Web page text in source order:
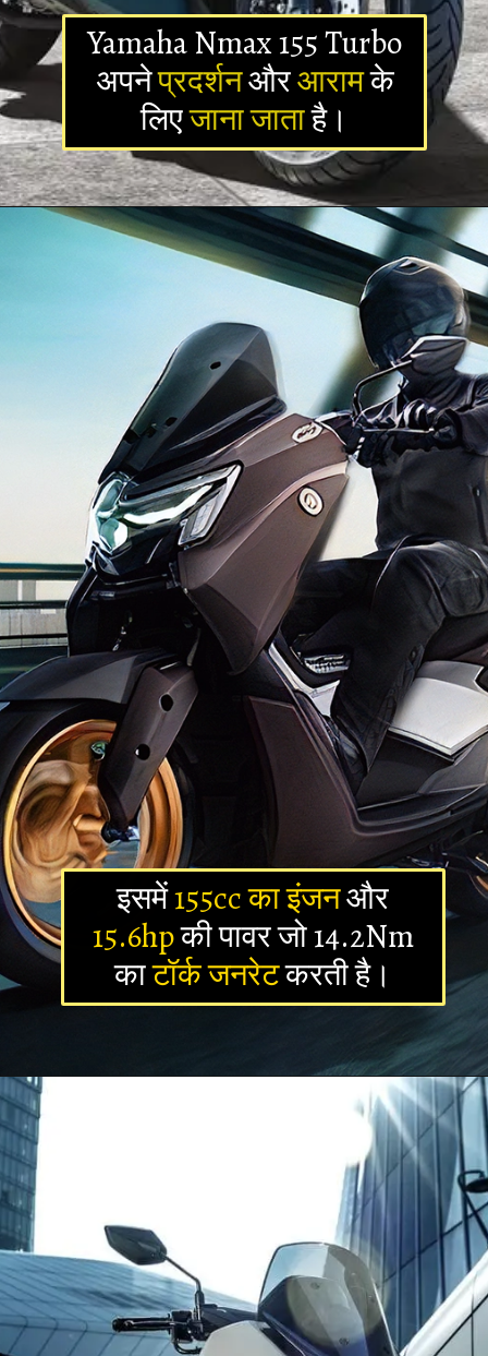
Yamaha Nmax 155 Turbo
अपनेप्रदर्शनऔरआरामके
लिएजाना जाताहै।
इसमें155cc का इंजनऔर
15.6hpकी पावर जो 14.2Nm
काटॉर्क जनरेटकरती है।